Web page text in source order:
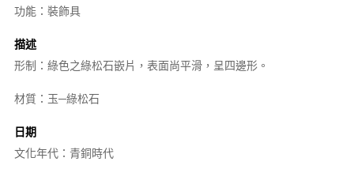
功能：裝飾具
描述
形制：綠色之綠松石嵌片，表面尚平滑，呈四邊形。
材質：玉─綠松石
日期
文化年代：青銅時代